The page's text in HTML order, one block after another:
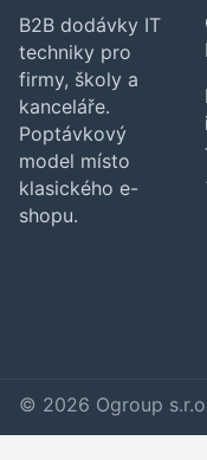
B2B dodávky IT
techniky pro
firmy, školy a
kanceláře.
Poptávkový
model místo
klasického e-
shopu.
© 2026 Ogroup